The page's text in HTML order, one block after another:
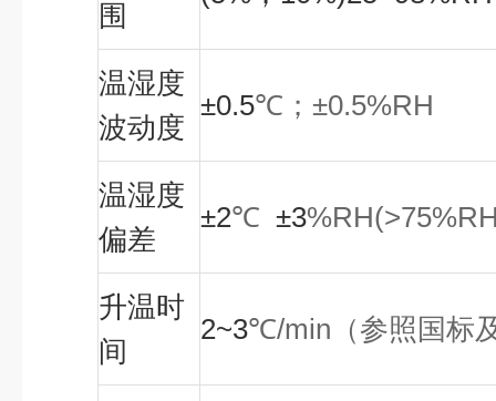
围
温湿度
波动度
±0.5℃ ； ±0.5%RH
温湿度
偏差
±2℃ ±3
升温时
间
2~3℃/min （参照国标